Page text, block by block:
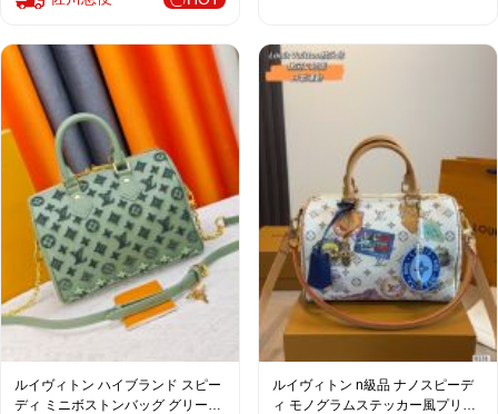
ルイヴィトン ハイブランド スピー
ディ ミニボストンバッグ グリーン
ルイヴィトン n級品 ナノスピーデ
ィ モノグラムステッカー風プリン